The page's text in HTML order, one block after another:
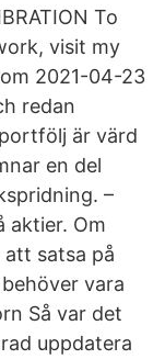
To
visit my
2021-04-23
redan
är värd
en del
–
aktier. Om
satsa på
vara
Så var det
uppdatera